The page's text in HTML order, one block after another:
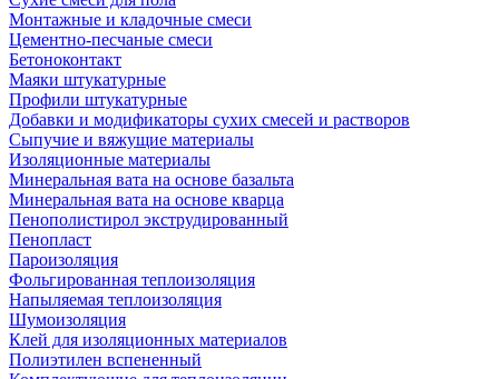
Монтажные и кладочные смеси
Цементно-песчаные смеси
Бетоноконтакт
Маяки штукатурные
Профили штукатурные
Добавки и модификаторы сухих смесей и растворов
Сыпучие и вяжущие материалы
Изоляционные материалы
Минеральная вата на основе базальта
Минеральная вата на основе кварца
Пенополистирол экструдированный
Пенопласт
Пароизоляция
Фольгированная теплоизоляция
Напыляемая теплоизоляция
Шумоизоляция
Клей для изоляционных материалов
Полиэтилен вспененный